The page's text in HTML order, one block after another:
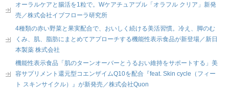
オーラルケアと腸活を1粒で。Wケアチュアブル「オラフル クリア」新発
売／株式会社イブフローラ研究所
4種類の赤い野菜と果実配合で、おいしく続ける美活習慣。冷え、脚のむ
くみ、肌、脂肪にまとめてアプローチする機能性表示食品が新登場／新日
本製薬 株式会社
機能性表示食品「肌のターンオーバーとうるおい維持をサポートする」美
容サプリメント還元型コエンザイムQ10を配合『feat. Skin cycle（フィー
ト スキンサイクル）』が新発売／株式会社Quon